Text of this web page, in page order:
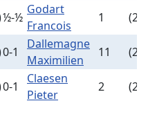
½-½
Godart
Francois
1
0-1
Dallemagne
Maximilien
11
0-1
Claesen
Pieter
2